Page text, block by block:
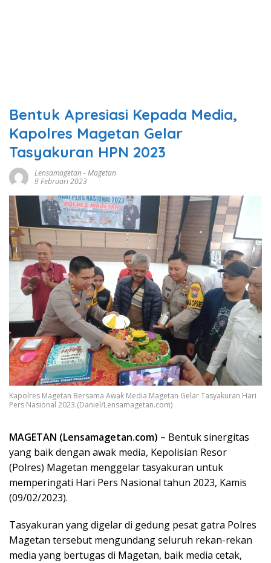
Bentuk Apresiasi Kepada Media,
Kapolres Magetan Gelar
Tasyakuran HPN 2023
Lensamagetan-Magetan
9 Februari 2023
Kapolres Magetan Bersama Awak Media Magetan Gelar Tasyakuran Hari
Pers Nasional 2023.(Daniel/Lensamagetan.com)
MAGETAN (Lensamagetan.com) – Bentuk sinergitas
yang baik dengan awak media, Kepolisian Resor
(Polres) Magetan menggelar tasyakuran untuk
memperingati Hari Pers Nasional tahun 2023, Kamis
(09/02/2023).
Tasyakuran yang digelar di gedung pesat gatra Polres
Magetan tersebut mengundang seluruh rekan-rekan
media yang bertugas di Magetan, baik media cetak,